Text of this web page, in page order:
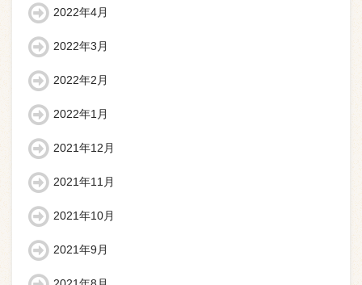
2022年4月
2022年3月
2022年2月
2022年1月
2021年12月
2021年11月
2021年10月
2021年9月